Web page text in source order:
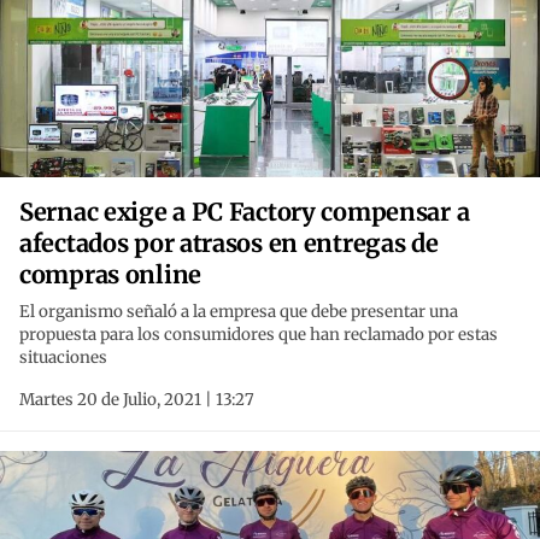
Sernac exige a PC Factory compensar a
afectados por atrasos en entregas de
compras online
El organismo señaló a la empresa que debe presentar una
propuesta para los consumidores que han reclamado por estas
situaciones
Martes 20 de Julio, 2021 | 13:27